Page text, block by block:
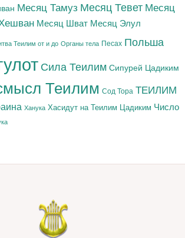
Месяц Тамуз Месяц Тевет Месяц
Месяц Шват Месяц Элул
Теилим от и до Органы тела Песах Польша
Сила Теилим Сипурей Цадиким
Теилим Сод Тора ТЕИЛИМ
Ханука Хасидут на Теилим Цадиким Число